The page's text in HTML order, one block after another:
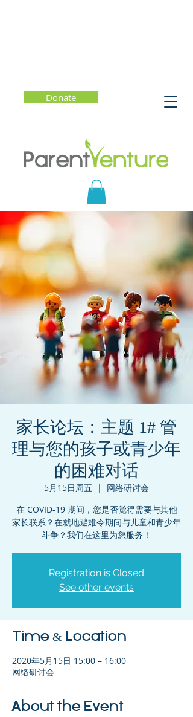
Donate
家长论坛：主题 1# 管
理与您的孩子或青少年
的困难对话
5月15日周五
  |
网络研讨会
在 COVID-19 期间，您是否觉得需要与其他
家长联系？在就地避难令期间与儿童和青少年
斗争？我们在这里为您服务！
Registration is Closed
See other events
Time & Location
2020年5月15日 15:00 – 16:00
网络研讨会
About the Event